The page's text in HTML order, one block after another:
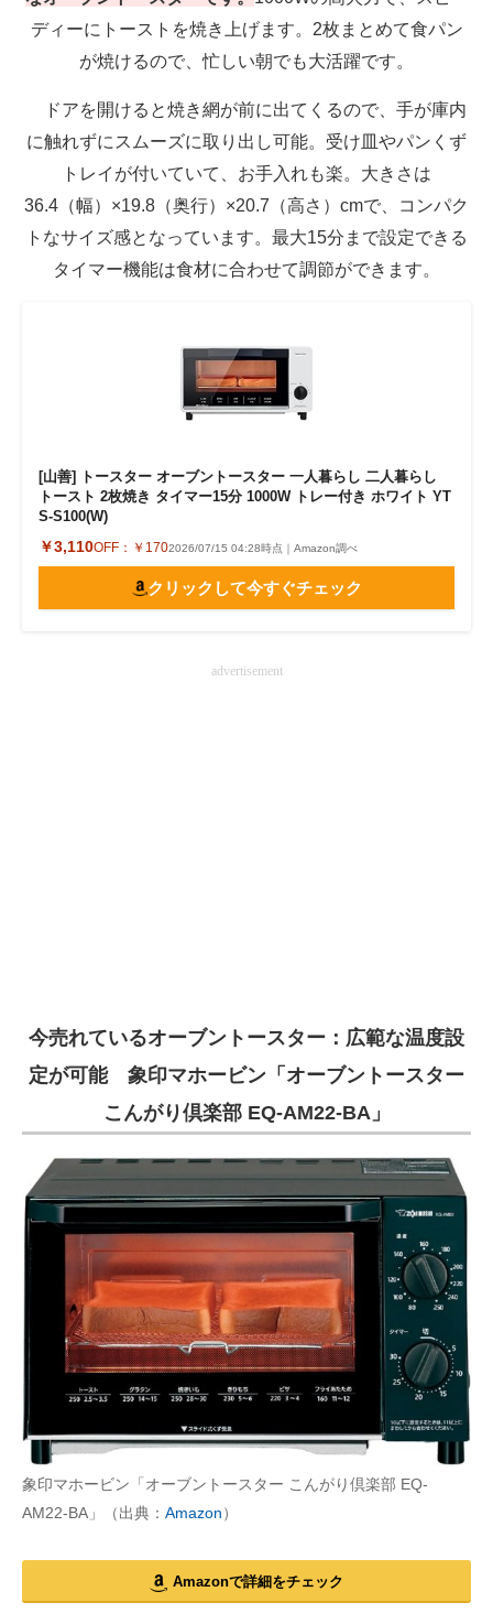
ディーにトーストを焼き上げます。2枚まとめて食パン
が焼けるので、忙しい朝でも大活躍です。
ドアを開けると焼き網が前に出てくるので、手が庫内
に触れずにスムーズに取り出し可能。受け皿やパンくず
トレイが付いていて、お手入れも楽。大きさは
36.4（幅）×19.8（奥行）×20.7（高さ）cmで、コンパク
トなサイズ感となっています。最大15分まで設定できる
タイマー機能は食材に合わせて調節ができます。
[山善] トースター オーブントースター 一人暮らし 二人暮らし
トースト 2枚焼き タイマー15分 1000W トレー付き ホワイト YT
S-S100(W)
￥3,110OFF： ￥1702026/07/15 04:28時点｜Amazon調べ
クリックして今すぐチェック
advertisement
今売れているオーブントースター：広範な温度設
定が可能 象印マホービン「オーブントースター
こんがり倶楽部 EQ-AM22-BA」
象印マホービン「オーブントースター こんがり倶楽部 EQ-
AM22-BA」（出典： Amazon）
Amazonで詳細をチェック